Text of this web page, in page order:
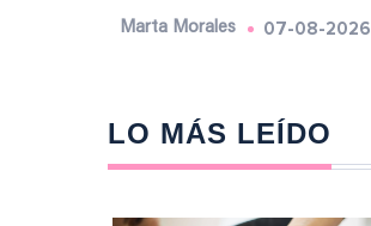
Marta Morales 07-08-2026
LO MÁS LEÍDO